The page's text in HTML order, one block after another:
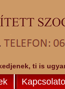
ti is